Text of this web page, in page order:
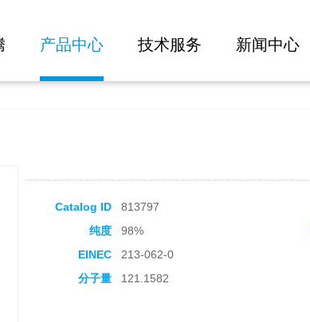
产品中心 技术服务 新闻中心
Catalog ID 813797
纯度
98%
EINEC
213-062-0
分子量
121.1582